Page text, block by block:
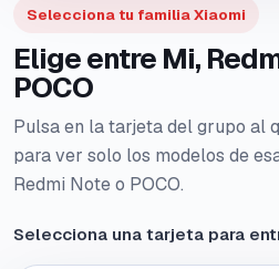
Selecciona tu familia Xiaomi
Elige entre Mi,
POCO
Pulsa en la tarjeta del grupo al
para ver solo los modelos de
Redmi Note o POCO.
Selecciona una tarjeta para